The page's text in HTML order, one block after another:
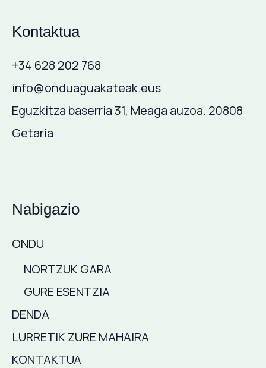
Kontaktua
+34 628 202 768
info@onduaguakateak.eus
Eguzkitza baserria 31, Meaga auzoa. 20808
Getaria
Nabigazio
ONDU
NORTZUK GARA
GURE ESENTZIA
DENDA
LURRETIK ZURE MAHAIRA
KONTAKTUA